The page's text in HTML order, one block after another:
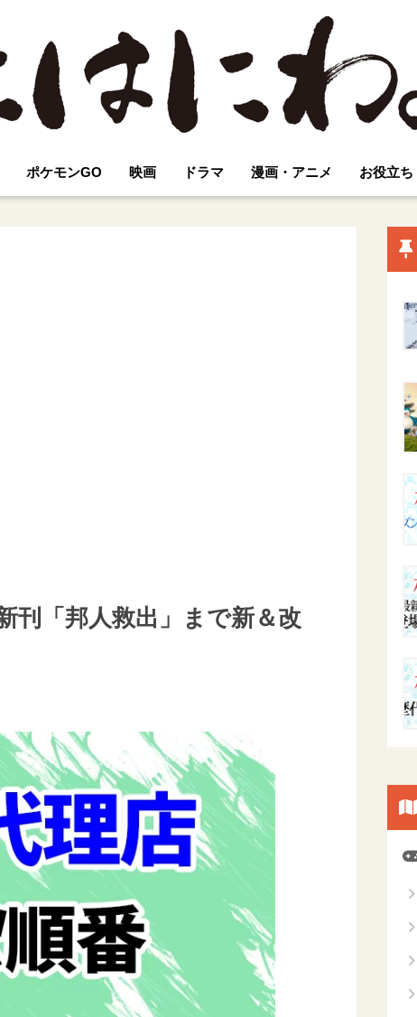
ポケモンGO 映画 ドラマ 漫画・アニメ お役立ち
刊「邦人救出」まで新＆改